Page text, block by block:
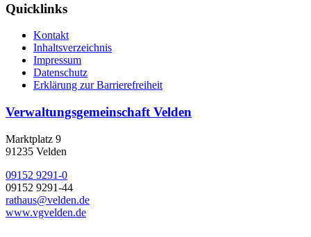
Quicklinks
Kontakt
Inhaltsverzeichnis
Impressum
Datenschutz
Erklärung zur Barrierefreiheit
Verwaltungsgemeinschaft Velden
Marktplatz 9
91235 Velden
09152 9291-0
09152 9291-44
rathaus@velden.de
www.vgvelden.de